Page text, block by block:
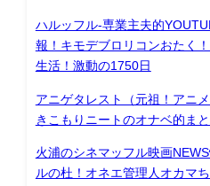
ハルッフル-専業主夫的
報！キモデブロリコンおたく
生活！激動の1750日
アニゲタレスト（元祖！アニ
きこもりニートのオナベ的ま
火浦のシネマッフル映画
ルの杜！オネエ管理人オカマ